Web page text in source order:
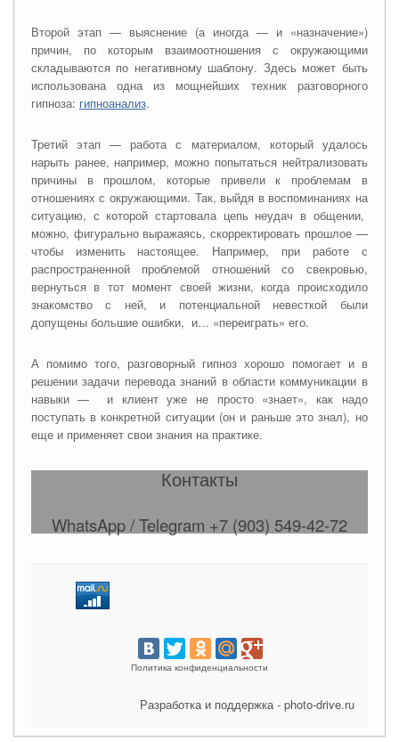
Второй этап — выяснение (а иногда — и «назначение»)
причин, по которым взаимоотношения с окружающими
складываются по негативному шаблону. Здесь может быть
использована одна из мощнейших техник разговорного
гипноза: гипноанализ.
Третий этап — работа с материалом, который удалось
нарыть ранее, например, можно попытаться нейтрализовать
причины в прошлом, которые привели к проблемам в
отношениях с окружающими. Так, выйдя в воспоминаниях на
ситуацию, с которой стартовала цепь неудач в общении,
можно, фигурально выражаясь, скорректировать прошлое —
чтобы изменить настоящее. Например, при работе с
распространенной проблемой отношений со свекровью,
вернуться в тот момент своей жизни, когда происходило
знакомство с ней, и потенциальной невесткой были
допущены большие ошибки, и… «переиграть» его.
А помимо того, разговорный гипноз хорошо помогает и в
решении задачи перевода знаний в области коммуникации в
навыки — и клиент уже не просто «знает», как надо
поступать в конкретной ситуации (он и раньше это знал), но
еще и применяет свои знания на практике.
Контакты
WhatsApp / Telegram +7 (903) 549-42-72
Политика конфиденциальности
Разработка и поддержка - photo-drive.ru